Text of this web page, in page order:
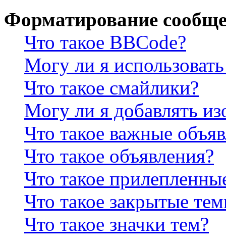
Форматирование
Что такое BBCode?
Могу ли я
Что такое смайлики?
Могу ли я добавлять
Что такое важные
Что такое объявления?
Что такое
Что такое закрытые
Что такое значки тем?